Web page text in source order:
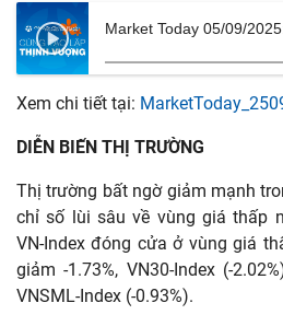
Xem chi tiết tại:
DIỄN BIẾN THỊ TRƯỜNG
Thị trường bất ngờ giảm mạnh
chỉ số lùi sâu về vùng giá thấp
VN-Index đóng cửa ở vùng giá
giảm -1.73%, VN30-Index (-
VNSML-Index (-0.93%).